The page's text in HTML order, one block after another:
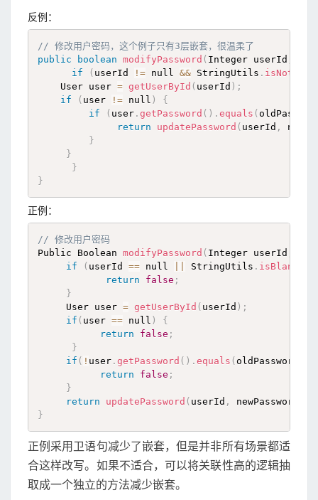
反例：
// 修改用户密码，这个例子只有3层嵌套，很温柔了
public
boolean modifyPassword ( Integer userId
if
( userId != null && StringUtils .
    User user
= getUserById ( userId ) ;
if
( user != null )
{
if
( user . getPassword ( ) . equals (
return
updatePassword ( userId ,
}
}
}
}
正例：
// 修改用户密码
Public Boolean modifyPassword ( Integer userId
if
( userId == null StringUtils . isBlank
return
false ;
}
     User user
= getUserById ( userId ) ;
if ( user == null )
{
return
false ;
}
if ( ! user . getPassword ( ) . equals ( oldPassword
return
false ;
}
return
updatePassword ( userId , newPassword
}
正例采用卫语句减少了嵌套，但是并非所有场景都适
合这样改写。如果不适合，可以将关联性高的逻辑抽
取成一个独立的方法减少嵌套。